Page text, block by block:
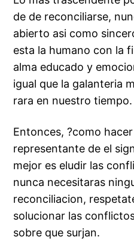
de de reconciliarse,
abierto asi­ como
esta la humano con la
alma educado y
igual que la galanteria
rara en nuestro tiempo.
Entonces, ?como
representante de el
mejor es eludir las
nunca necesitaras
reconciliacion,
solucionar las
sobre que surjan.